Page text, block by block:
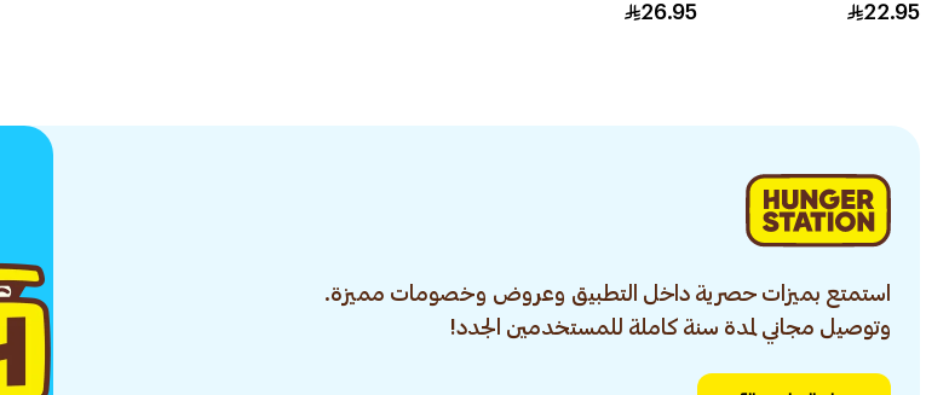
22.95
26.95
استمتع بميزات حصرية داخل التطبيق وعروض وخصومات مميزة.
وتوصيل مجاني لمدة سنة كاملة للمستخدمين الجدد!